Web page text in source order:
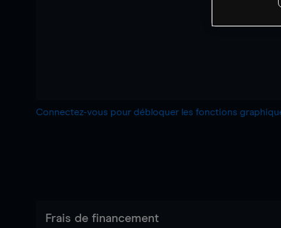
Connectez-vous pour débloquer les fonctions
Frais de financement